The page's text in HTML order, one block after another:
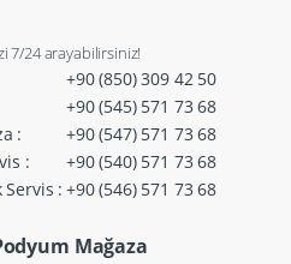
7/24 arayabilirsiniz!
+90 (850) 309 42 50
+90 (545) 571 73 68
:
+90 (547) 571 73 68
:
+90 (540) 571 73 68
: +90 (546) 571 73 68
Mağaza